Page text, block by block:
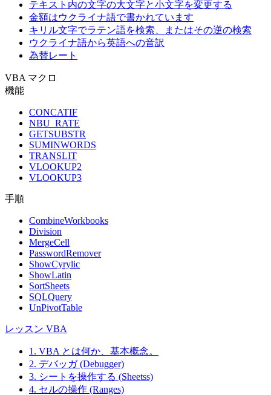
テキスト内の文字の大文字と小文字を変更する
金額はウクライナ語で書かれています
キリル文字でラテン語を検索、またはその逆の検索
ウクライナ語から英語への音訳
為替レート
VBA マクロ
機能
CONCATIF
NBU_RATE
GETSUBSTR
SUMINWORDS
TRANSLIT
VLOOKUP2
VLOOKUP3
手順
CombineWorkbooks
Division
MergeCell
PasswordRemover
ShowCyrylic
ShowLatin
SortSheets
SQLQuery
UnPivotTable
レッスン VBA
1. VBA とは何か、基本概念。
2. デバッガ (Debugger)
3. シートを操作する (Sheetss)
4. セルの操作 (Ranges)